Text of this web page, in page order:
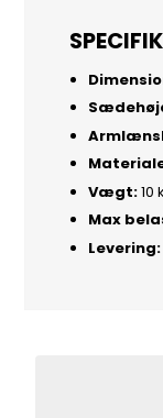
Vægt:10 k
Max
Levering: